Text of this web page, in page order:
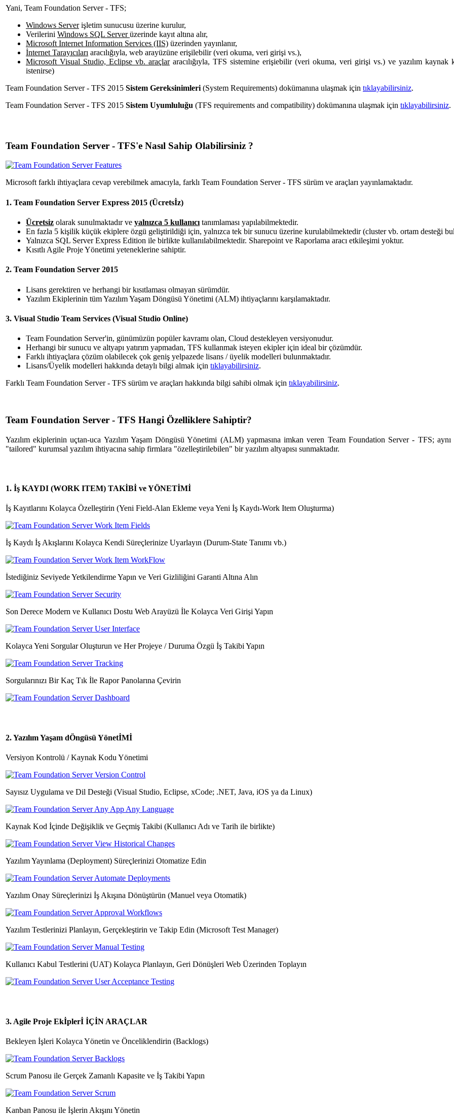
Yani, Team Foundation Server - TFS;
Windows Serverişletim sunucusu üzerine kurulur,
Verilerini Windows SQL Serverüzerinde kayıt altına alır,
Microsoft Internet Information Services (IIS) üzerinden yayınlanır,
İnternet Tarayıcıları aracılığıyla, web arayüzüne erişilebilir (veri okuma, veri girişi vs.),
Microsoft Visual Studio, Eclipse vb. araçlararacılığıyla, TFS sistemine erişiebilir (veri okuma, veri girişi vs.) ve yazılım
istenirse)
Team Foundation Server - TFS 2015 Sistem Gereksinimleri (System Requirements) dokümanına ulaşmak için tıklayabilirsiniz.
Team Foundation Server - TFS 2015 Sistem Uyumluluğu (TFS requirements and compatibility) dokümanına ulaşmak için tıklayabilirsiniz.
Team Foundation Server - TFS'e Nasıl Sahip Olabilirsiniz ?
Microsoft farklı ihtiyaçlara cevap verebilmek amacıyla, farklı Team Foundation Server - TFS sürüm ve araçları yayınlamaktadır.
1. Team Foundation Server Express 2015 (Ücretsİz)
Ücretsiz olarak sunulmaktadır ve yalnızca 5 kullanıcı tanımlaması yapılabilmektedir.
En fazla 5 kişilik küçük ekiplere özgü geliştirildiği için, yalnızca tek bir sunucu üzerine kurulabilmektedir (cluster vb. ortam desteği
Yalnızca SQL Server Express Edition ile birlikte kullanılabilmektedir. Sharepoint ve Raporlama aracı etkileşimi yoktur.
Kısıtlı Agile Proje Yönetimi yeteneklerine sahiptir.
2. Team Foundation Server 2015
Lisans gerektiren ve herhangi bir kısıtlaması olmayan sürümdür.
Yazılım Ekiplerinin tüm Yazılım Yaşam Döngüsü Yönetimi (ALM) ihtiyaçlarını karşılamaktadır.
3. Visual Studio Team Services (Visual Studio Online)
Team Foundation Server'in, günümüzün popüler kavramı olan, Cloud destekleyen versiyonudur.
Herhangi bir sunucu ve altyapı yatırım yapmadan, TFS kullanmak isteyen ekipler için ideal bir çözümdür.
Farklı ihtiyaçlara çözüm olabilecek çok geniş yelpazede lisans / üyelik modelleri bulunmaktadır.
Lisans/Üyelik modelleri hakkında detaylı bilgi almak için tıklayabilirsiniz.
Farklı Team Foundation Server - TFS sürüm ve araçları hakkında bilgi sahibi olmak için tıklayabilirsiniz.
Team Foundation Server - TFS Hangi Özelliklere Sahiptir?
Yazılım ekiplerinin uçtan-uca Yazılım Yaşam Döngüsü Yönetimi (ALM) yapmasına imkan veren Team Foundation Server - TFS;
"tailored" kurumsal yazılım ihtiyacına sahip firmlara "özelleştirilebilen" bir yazılım altyapısı sunmaktadır.
1. İş KAYDI (WORK ITEM) TAKİBİ ve YÖNETİMİ
İş Kayıtlarını Kolayca Özelleştirin (Yeni Field-Alan Ekleme veya Yeni İş Kaydı-Work Item Oluşturma)
İş Kaydı İş Akışlarını Kolayca Kendi Süreçlerinize Uyarlayın (Durum-State Tanımı vb.)
İstediğiniz Seviyede Yetkilendirme Yapın ve Veri Gizliliğini Garanti Altına Alın
Son Derece Modern ve Kullanıcı Dostu Web Arayüzü İle Kolayca Veri Girişi Yapın
Kolayca Yeni Sorgular Oluşturun ve Her Projeye / Duruma Özgü İş Takibi Yapın
Sorgularınızı Bir Kaç Tık İle Rapor Panolarına Çevirin
2. Yazılım Yaşam dÖngüsü YönetİMİ
Versiyon Kontrolü / Kaynak Kodu Yönetimi
Sayısız Uygulama ve Dil Desteği (Visual Studio, Eclipse, xCode; .NET, Java, iOS ya da Linux)
Kaynak Kod İçinde Değişiklik ve Geçmiş Takibi (Kullanıcı Adı ve Tarih ile birlikte)
Yazılım Yayınlama (Deployment) Süreçlerinizi Otomatize Edin
Yazılım Onay Süreçlerinizi İş Akışına Dönüştürün (Manuel veya Otomatik)
Yazılım Testlerinizi Planlayın, Gerçekleştirin ve Takip Edin (Microsoft Test Manager)
Kullanıcı Kabul Testlerini (UAT) Kolayca Planlayın, Geri Dönüşleri Web Üzerinden Toplayın
3. Agile Proje Ekİplerİ İÇİN ARAÇLAR
Bekleyen İşleri Kolayca Yönetin ve Önceliklendirin (Backlogs)
Scrum Panosu ile Gerçek Zamanlı Kapasite ve İş Takibi Yapın
Kanban Panosu ile İşlerin Akışını Yönetin